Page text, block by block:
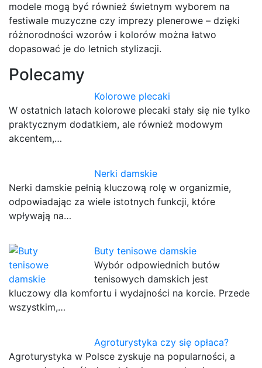
modele mogą być również świetnym wyborem na
festiwale muzyczne czy imprezy plenerowe – dzięki
różnorodności wzorów i kolorów można łatwo
dopasować je do letnich stylizacji.
Polecamy
Kolorowe plecaki
W ostatnich latach kolorowe plecaki stały się nie tylko
praktycznym dodatkiem, ale również modowym
akcentem,…
Nerki damskie
Nerki damskie pełnią kluczową rolę w organizmie,
odpowiadając za wiele istotnych funkcji, które
wpływają na…
Buty tenisowe damskie
Wybór odpowiednich butów
tenisowych damskich jest
kluczowy dla komfortu i wydajności na korcie. Przede
wszystkim,…
Agroturystyka czy się opłaca?
Agroturystyka w Polsce zyskuje na popularności, a